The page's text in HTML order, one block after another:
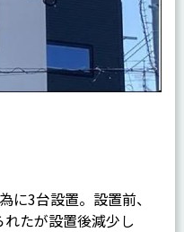
に3台設置。設置前、
たが設置後減少し